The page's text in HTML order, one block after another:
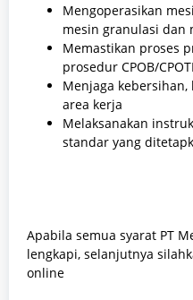
Mengoperasikan
mesin granulasi dan
Memastikan proses
prosedur CРОВ/
Menjaga
area kerja
Melaksanakan
standar yang
Apabila semua syarat PT
lengkapi, selanjutnya
online